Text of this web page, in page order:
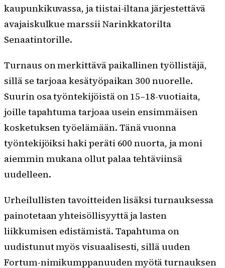
kaupunkikuvassa, ja tiistai-iltana järjestettävä
avajaiskulkue marssii Narinkkatorilta
Senaatintorille.
Turnaus on merkittävä paikallinen työllistäjä,
sillä se tarjoaa kesätyöpaikan 300 nuorelle.
Suurin osa työntekijöistä on 15–18-vuotiaita,
joille tapahtuma tarjoaa usein ensimmäisen
kosketuksen työelämään. Tänä vuonna
työntekijöiksi haki peräti 600 nuorta, ja moni
aiemmin mukana ollut palaa tehtäviinsä
uudelleen.
Urheilullisten tavoitteiden lisäksi turnauksessa
painotetaan yhteisöllisyyttä ja lasten
liikkumisen edistämistä. Tapahtuma on
uudistunut myös visuaalisesti, sillä uuden
Fortum-nimikumppanuuden myötä turnauksen